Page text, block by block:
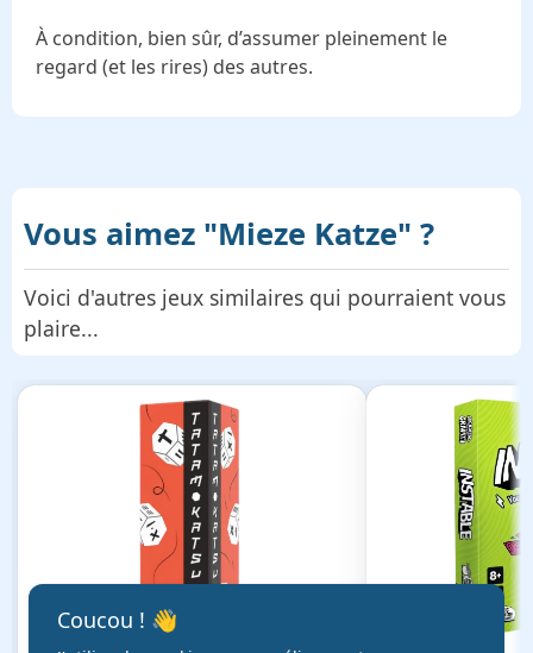
Coucou ! 👋
À condition, bien sûr, d’assumer pleinement le
regard (et les rires) des autres.
Vous aimez "Mieze Katze" ?
Voici d'autres jeux similaires qui pourraient vous
plaire...